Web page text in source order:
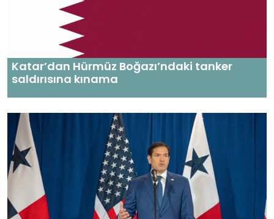
Katar’dan Hürmüz Boğazı’ndaki tanker
saldırısına kınama